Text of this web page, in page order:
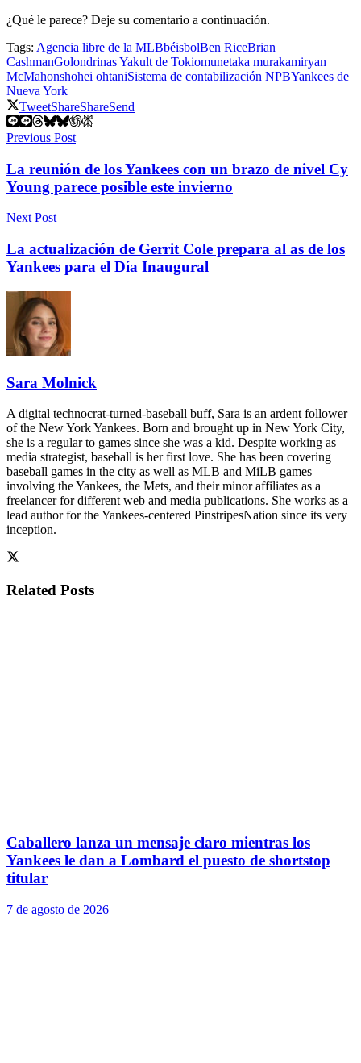
¿Qué le parece? Deje su comentario a continuación.
Tags: Agencia libre de la MLBbéisbolBen RiceBrian
CashmanGolondrinas Yakult de Tokiomunetaka murakamiryan
McMahonshohei ohtaniSistema de contabilización NPBYankees de
Nueva York
TweetShareShareSend
Previous Post
La reunión de los Yankees con un brazo de nivel Cy
Young parece posible este invierno
Next Post
La actualización de Gerrit Cole prepara al as de los
Yankees para el Día Inaugural
Sara Molnick
A digital technocrat-turned-baseball buff, Sara is an ardent follower
of the New York Yankees. Born and brought up in New York City,
she is a regular to games since she was a kid. Despite working as
media strategist, baseball is her first love. She has been covering
baseball games in the city as well as MLB and MiLB games
involving the Yankees, the Mets, and their minor affiliates as a
freelancer for different web and media publications. She works as a
lead author for the Yankees-centered PinstripesNation since its very
inception.
Related Posts
Caballero lanza un mensaje claro mientras los
Yankees le dan a Lombard el puesto de shortstop
titular
7 de agosto de 2026